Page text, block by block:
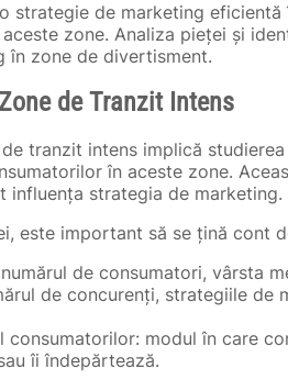
strategie de marketing
zone. Analiza pieței și
în zone de divertisment.
de Tranzit Intens
tranzit intens implică
în aceste zone.
influența strategia de marketing.
este important să se țină cont
de consumatori, vârsta
de concurenți, strategiile
consumatorilor: modul în care
îi îndepărtează.